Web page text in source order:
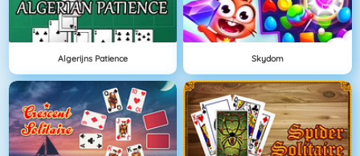
Algerijns Patience Skydom